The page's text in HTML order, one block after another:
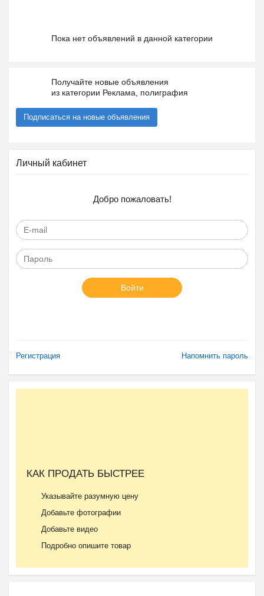
Пока нет объявлений в данной категории
Получайте новые объявления
из категории Реклама, полиграфия
Подписаться на новые объявления
Личный кабинет
Добро пожаловать!
Войти
Регистрация Напомнить пароль
КАК ПРОДАТЬ БЫСТРЕЕ
Указывайте разумную цену
Добавьте фотографии
Добавьте видео
Подробно опишите товар